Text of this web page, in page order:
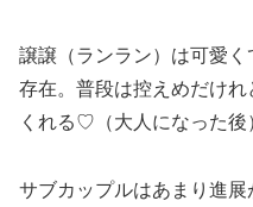
譲譲（ランラン）は可愛
存在。普段は控えめだけ
くれる♡（大人になった後
サブカップルはあまり進